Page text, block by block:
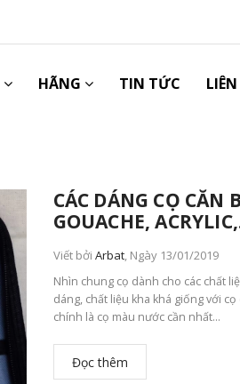
HÃNG TIN TỨC
CÁC DÁNG CỌ CĂN
GOUACHE,
Viết bởi Arbat, Ngày 13/01/2019
Nhìn chung cọ dành cho các chất
dáng, chất liệu kha khá giống với
chính là cọ màu nước cần nhất...
Đọc thêm